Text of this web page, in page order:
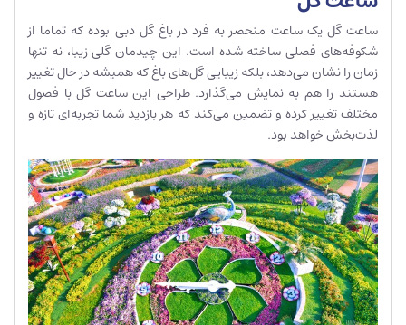
ساعت گل یک ساعت منحصر به فرد در باغ گل دبی بوده که تماما از
شکوفه‌های فصلی ساخته شده است. این چیدمان گلی زیبا، نه تنها
زمان را نشان می‌دهد، بلکه زیبایی گل‌های باغ که همیشه در حال تغییر
هستند را هم به نمایش می‌گذارد. طراحی این ساعت گل با فصول
مختلف تغییر کرده و تضمین می‌کند که هر بازدید شما تجربه‌ای تازه و
لذت‌بخش خواهد بود.